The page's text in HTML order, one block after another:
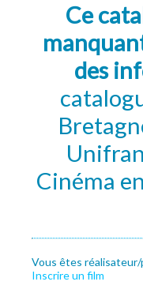
Ce
des
Cinéma
Vous êtes
Inscrire un film